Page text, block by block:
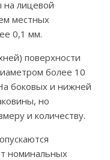
лицевой
местных
0,1 мм.
поверхности
более 10
боковых и нижней
но
и количеству.
номинальных